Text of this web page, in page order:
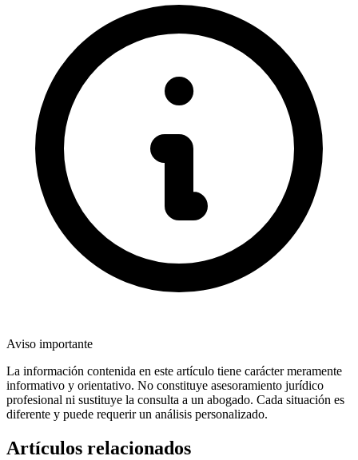
Aviso importante
La información contenida en este artículo tiene carácter meramente
informativo y orientativo. No constituye asesoramiento jurídico
profesional ni sustituye la consulta a un abogado. Cada situación es
diferente y puede requerir un análisis personalizado.
Artículos relacionados